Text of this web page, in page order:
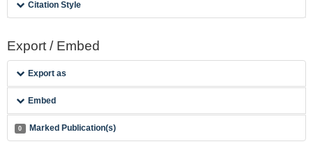
Citation Style
Export / Embed
Export as
Embed
0 Marked Publication(s)